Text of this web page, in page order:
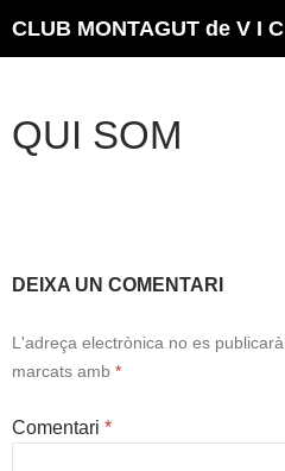
CLUB MONTAGUT de V I C
QUI SOM
DEIXA UN COMENTARI
L'adreça electrònica no es publicarà.
marcats amb *
Comentari *